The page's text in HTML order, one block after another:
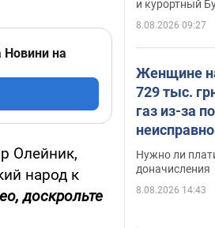
Новини на
Олейник,
народ к
доскрольте
и курортный
8.08.2026 09:27
Женщине
729 тыс.
газ из-за
судья
Нужно ли
доначисления
8.08.2026 14:43